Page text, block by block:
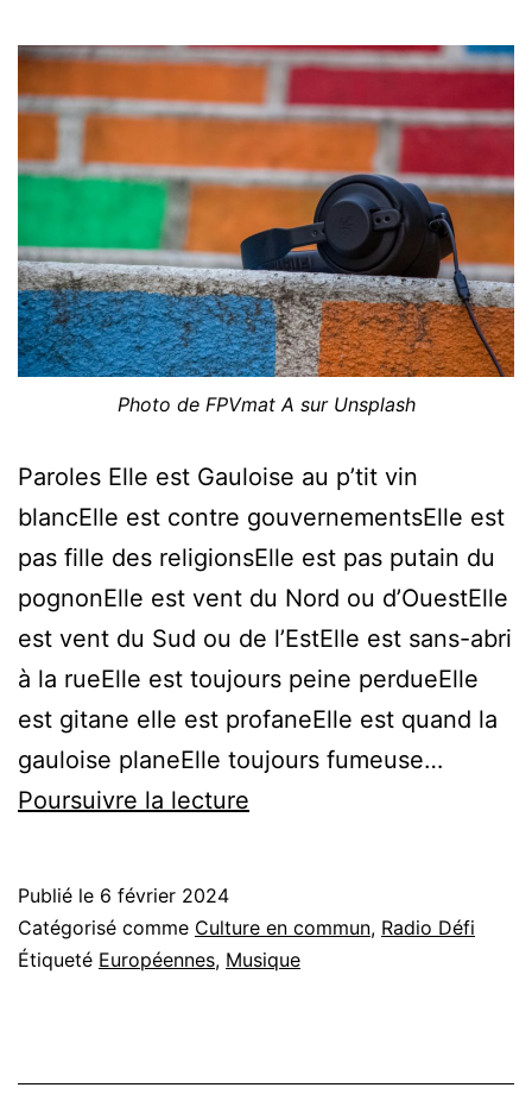
Photo de FPVmat A sur Unsplash
Paroles Elle est Gauloise au p’tit vin
blancElle est contre gouvernementsElle est
pas fille des religionsElle est pas putain du
pognonElle est vent du Nord ou d’OuestElle
est vent du Sud ou de l’EstElle est sans-abri
à la rueElle est toujours peine perdueElle
est gitane elle est profaneElle est quand la
gauloise planeElle toujours fumeuse…
Poursuivre la lecture
Damien
Saez
Publié le 6 février 2024
Catégorisé comme Culture en commun, Radio Défi
Étiqueté Européennes, Musique